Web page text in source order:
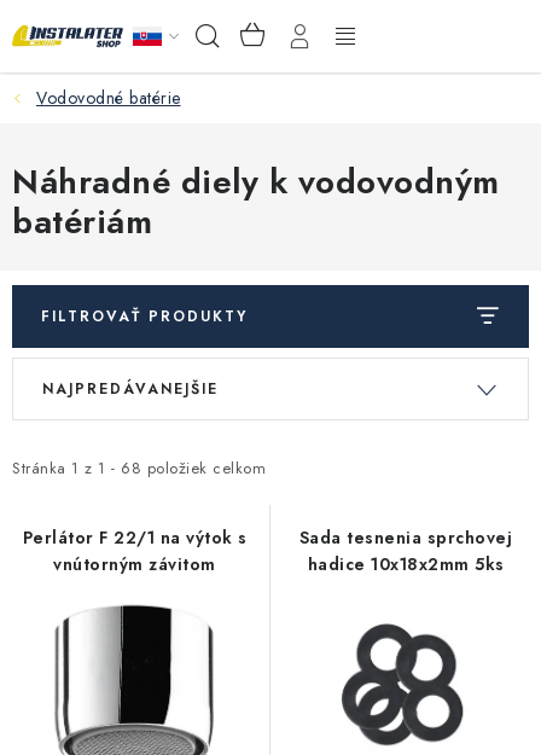
na
Hľadať NÁKUPNÝ
KOŠÍK
Inštalačný materiál
Podlahové kúrenie
Ventily a armatúry
Kúrenie a chladenie
Komíny a dymovody
Čerpadlá a vodárne
VEĽKOOBCHOD
AKO VYBRAŤ?
PREDAJŇA - RAKOVÁ
Vodovodné batérie
Náhradné diely k vodovodným
batériám
FILTROVAŤ PRODUKTY
V
i
p
Stránka 1 z 1 - 68 položiek celkom
R
e
NAJPREDÁVANEJŠIE
Perlátor F 22/1 na výtok s
vnútorným závitom
Sada tesnenia sprchovej
hadice 10x18x2mm 5ks